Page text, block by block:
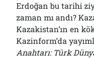
Erdoğan bu tarihi
zaman mı andı?
Kazakistan’ın en
Kazinform’da
Anahtarı: Türk